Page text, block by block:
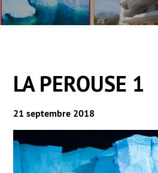
LA PEROUSE 1
21 septembre 2018